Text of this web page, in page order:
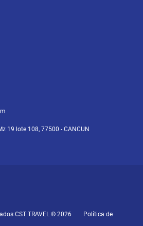
19 lote 108, 77500 - CANCUN
CST TRAVEL © 2026
Política de